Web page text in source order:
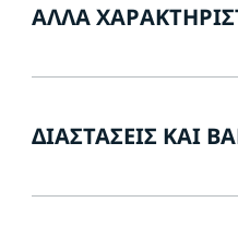
ΆΛΛΑ
ΔΙΑΣΤΆΣΕΙΣ ΚΑΙ